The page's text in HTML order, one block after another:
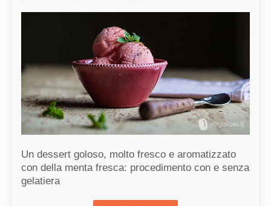
Un dessert goloso, molto fresco e aromatizzato
con della menta fresca: procedimento con e senza
gelatiera